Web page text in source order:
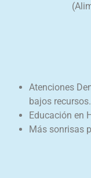
Atenciones
bajos recursos.
Educación en
Más sonrisas